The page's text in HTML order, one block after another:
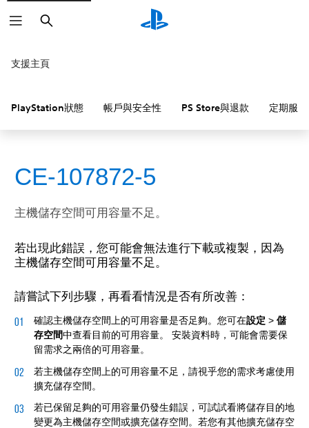
搜
尋
支援主頁
PlayStation狀態 帳戶與安全性 PS Store與退款 定期服務
CE-107872-5
主機儲存空間可用容量不足。
若出現此錯誤，您可能會無法進行下載或複製，因為
主機儲存空間可用容量不足。
請嘗試下列步驟，再看看情況是否有所改善：
確認主機儲存空間上的可用容量是否足夠。您可在設定 > 儲
存空間中查看目前的可用容量。 安裝資料時，可能會需要保
留需求之兩倍的可用容量。
若主機儲存空間上的可用容量不足，請視乎您的需求考慮使用
擴充儲存空間。
若已保留足夠的可用容量仍發生錯誤，可試試看將儲存目的地
變更為主機儲存空間或擴充儲存空間。若您有其他擴充儲存空